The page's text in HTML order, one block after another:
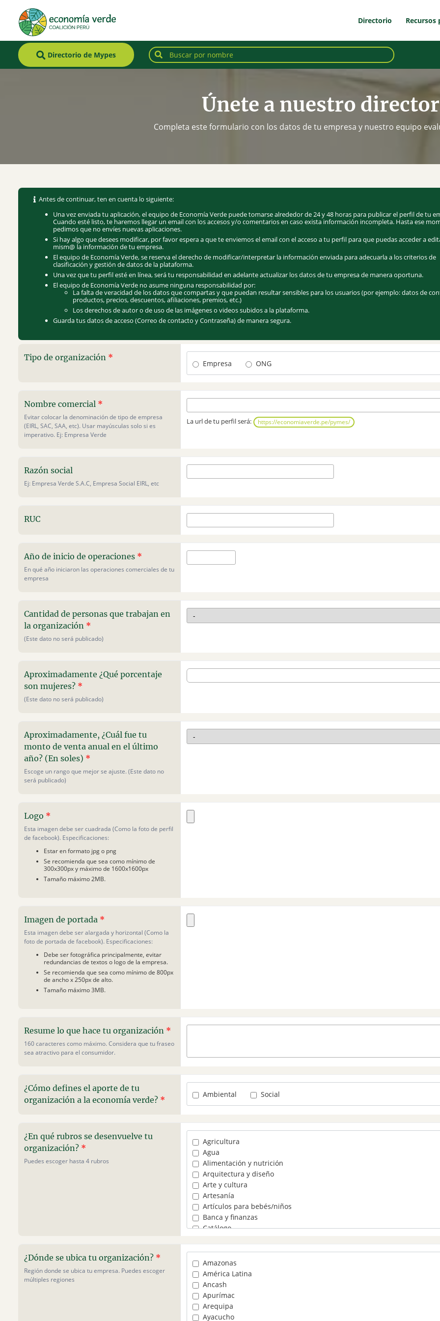
Directorio Recursos
Directorio de Mypes
Únete a nuestro
Completa este formulario con los datos de tu empresa y nuestro equipo
Antes de continuar, ten en cuenta lo siguiente:
Una vez enviada tu aplicación, el equipo de Economía Verde puede tomarse alrededor de 24 y 48 horas para publicar el perfil de tu
Cuando esté listo, te haremos llegar un email con los accesos y/o comentarios en caso exista información incompleta. Hasta ese
pedimos que no envíes nuevas aplicaciones.
Si hay algo que desees modificar, por favor espera a que te enviemos el email con el acceso a tu perfil para que puedas acceder a
mism@ la información de tu empresa.
El equipo de Economía Verde, se reserva el derecho de modificar/interpretar la información enviada para adecuarla a los criterios de
clasificación y gestión de datos de la plataforma.
Una vez que tu perfil esté en línea, será tu responsabilidad en adelante actualizar los datos de tu empresa de manera oportuna.
El equipo de Economía Verde no asume ninguna responsabilidad por:
La falta de veracidad de los datos que compartas y que puedan resultar sensibles para los usuarios (por ejemplo: datos de
productos, precios, descuentos, afiliaciones, premios, etc.)
Los derechos de autor o de uso de las imágenes o videos subidos a la plataforma.
Guarda tus datos de acceso (Correo de contacto y Contraseña) de manera segura.
Tipo de organización *
Empresa ONG
Nombre comercial *
Evitar colocar la denominación de tipo de empresa
(EIRL, SAC, SAA, etc). Usar mayúsculas solo si es
imperativo. Ej: Empresa Verde
La url de tu perfil será: https://economiaverde.pe/pymes/
Razón social
Ej: Empresa Verde S.A.C, Empresa Social EIRL, etc
RUC
Año de inicio de operaciones *
En qué año iniciaron las operaciones comerciales de tu
empresa
Cantidad de personas que trabajan en
la organización *
(Este dato no será publicado)
Aproximadamente ¿Qué porcentaje
son mujeres? *
(Este dato no será publicado)
Aproximadamente, ¿Cuál fue tu
monto de venta anual en el último
año? (En soles) *
Escoge un rango que mejor se ajuste. (Este dato no
será publicado)
Logo *
Esta imagen debe ser cuadrada (Como la foto de perfil
de facebook). Especificaciones:
Estar en formato jpg o png
Se recomienda que sea como mínimo de
300x300px y máximo de 1600x1600px
Tamaño máximo 2MB.
Imagen de portada *
Esta imagen debe ser alargada y horizontal (Como la
foto de portada de facebook). Especificaciones:
Debe ser fotográfica principalmente, evitar
redundancias de textos o logo de la empresa.
Se recomienda que sea como mínimo de 800px
de ancho x 250px de alto.
Tamaño máximo 3MB.
Resume lo que hace tu organización *
160 caracteres como máximo. Considera que tu fraseo
sea atractivo para el consumidor.
¿Cómo defines el aporte de tu
organización a la economía verde? *
Ambiental Social
¿En qué rubros se desenvuelve tu
organización? *
Puedes escoger hasta 4 rubros
Agricultura
Agua
Alimentación y nutrición
Arquitectura y diseño
Arte y cultura
Artesanía
Artículos para bebés/niños
Banca y finanzas
Catálogo
Comunicaciones
Conservación
Construcción
Consultoría
Consumo responsable
Deportes y entretenimiento
Educación
¿Dónde se ubica tu organización? *
Región donde se ubica tu empresa. Puedes escoger
múltiples regiones
Amazonas
América Latina
Ancash
Apurímac
Arequipa
Ayacucho